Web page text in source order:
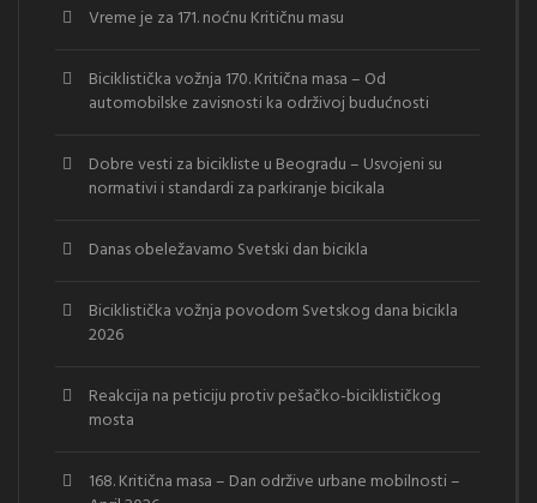
Vreme je za 171. noćnu Kritičnu masu
Biciklistička vožnja 170. Kritična masa – Od
automobilske zavisnosti ka održivoj budućnosti
Dobre vesti za bicikliste u Beogradu – Usvojeni su
normativi i standardi za parkiranje bicikala
Danas obeležavamo Svetski dan bicikla
Biciklistička vožnja povodom Svetskog dana bicikla
2026
Reakcija na peticiju protiv pešačko-biciklističkog
mosta
168. Kritična masa – Dan održive urbane mobilnosti –